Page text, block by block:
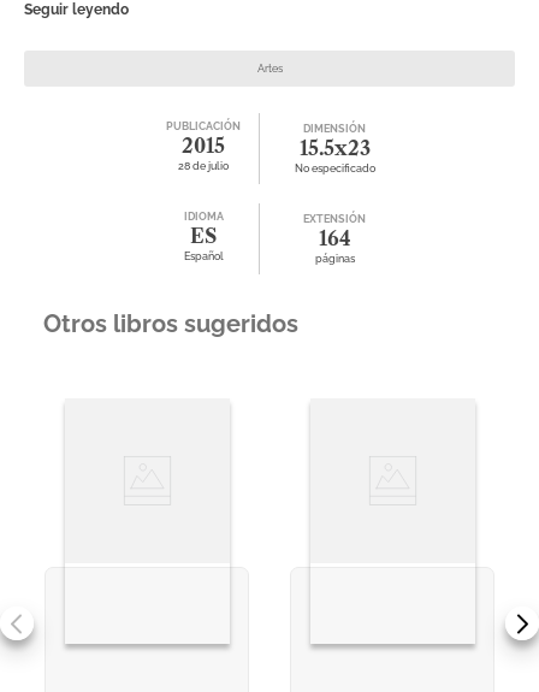
Seguir leyendo
Artes
PUBLICACIÓN
2015
28 de julio
DIMENSIÓN
15.5x23
No especificado
IDIOMA
ES
Español
EXTENSIÓN
164
páginas
Otros libros sugeridos